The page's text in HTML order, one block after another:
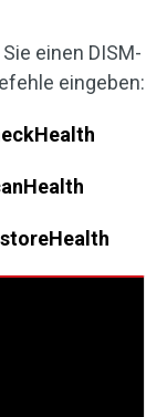
einen DISM-
eingeben: